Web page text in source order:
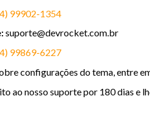
99902-1354
suporte@devrocket.com.br
99869-6227
configurações do tema, entre
ao nosso suporte por 180 dias e